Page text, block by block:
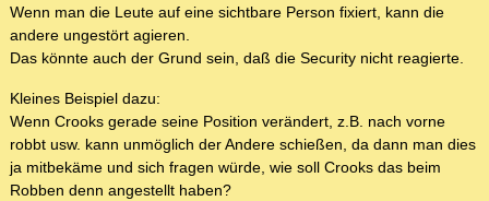
Wenn man die Leute auf eine sichtbare Person fixiert, kann die
andere ungestört agieren.
Das könnte auch der Grund sein, daß die Security nicht reagierte.
Kleines Beispiel dazu:
Wenn Crooks gerade seine Position verändert, z.B. nach vorne
robbt usw. kann unmöglich der Andere schießen, da dann man dies
ja mitbekäme und sich fragen würde, wie soll Crooks das beim
Robben denn angestellt haben?